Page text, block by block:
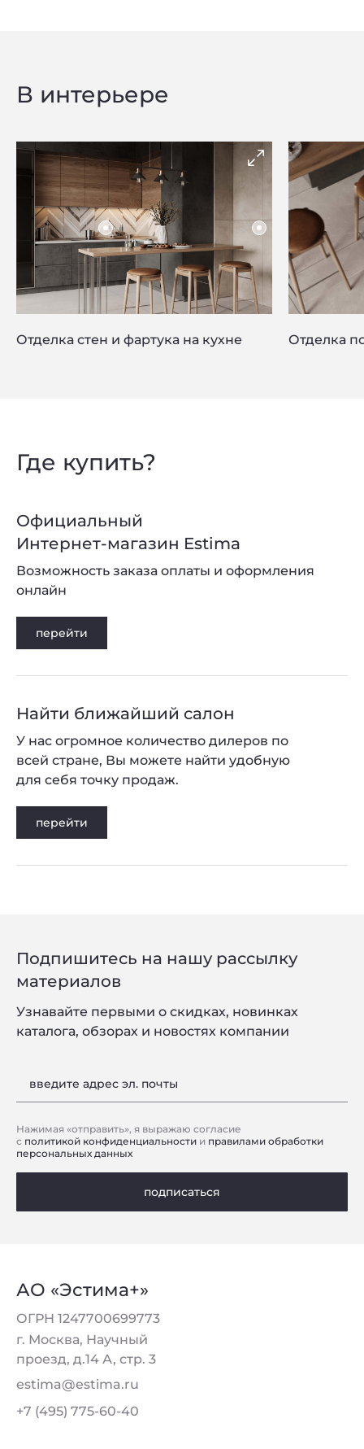
В интерьере
Отделка стен и фартука на кухне Отделка
Где купить?
Официальный
Интернет-магазин Estima
перейти
Возможность заказа оплаты и оформления
онлайн
Найти ближайший салон
перейти
У нас огромное количество дилеров по
всей стране, Вы можете найти удобную
для себя точку продаж.
Подпишитесь на нашу рассылку
материалов
Узнавайте первыми о скидках, новинках
каталога, обзорах и новостях компании
введите адрес эл. почты
Нажимая «отправить», я выражаю согласие
с политикой конфиденциальности и правилами обработки
персональных данных
подписаться
АО «Эстима+»
ОГРН 1247700699773
г. Москва, Научный
проезд, д.14 А, стр. 3
estima@estima.ru
+7 (495) 775-60-40